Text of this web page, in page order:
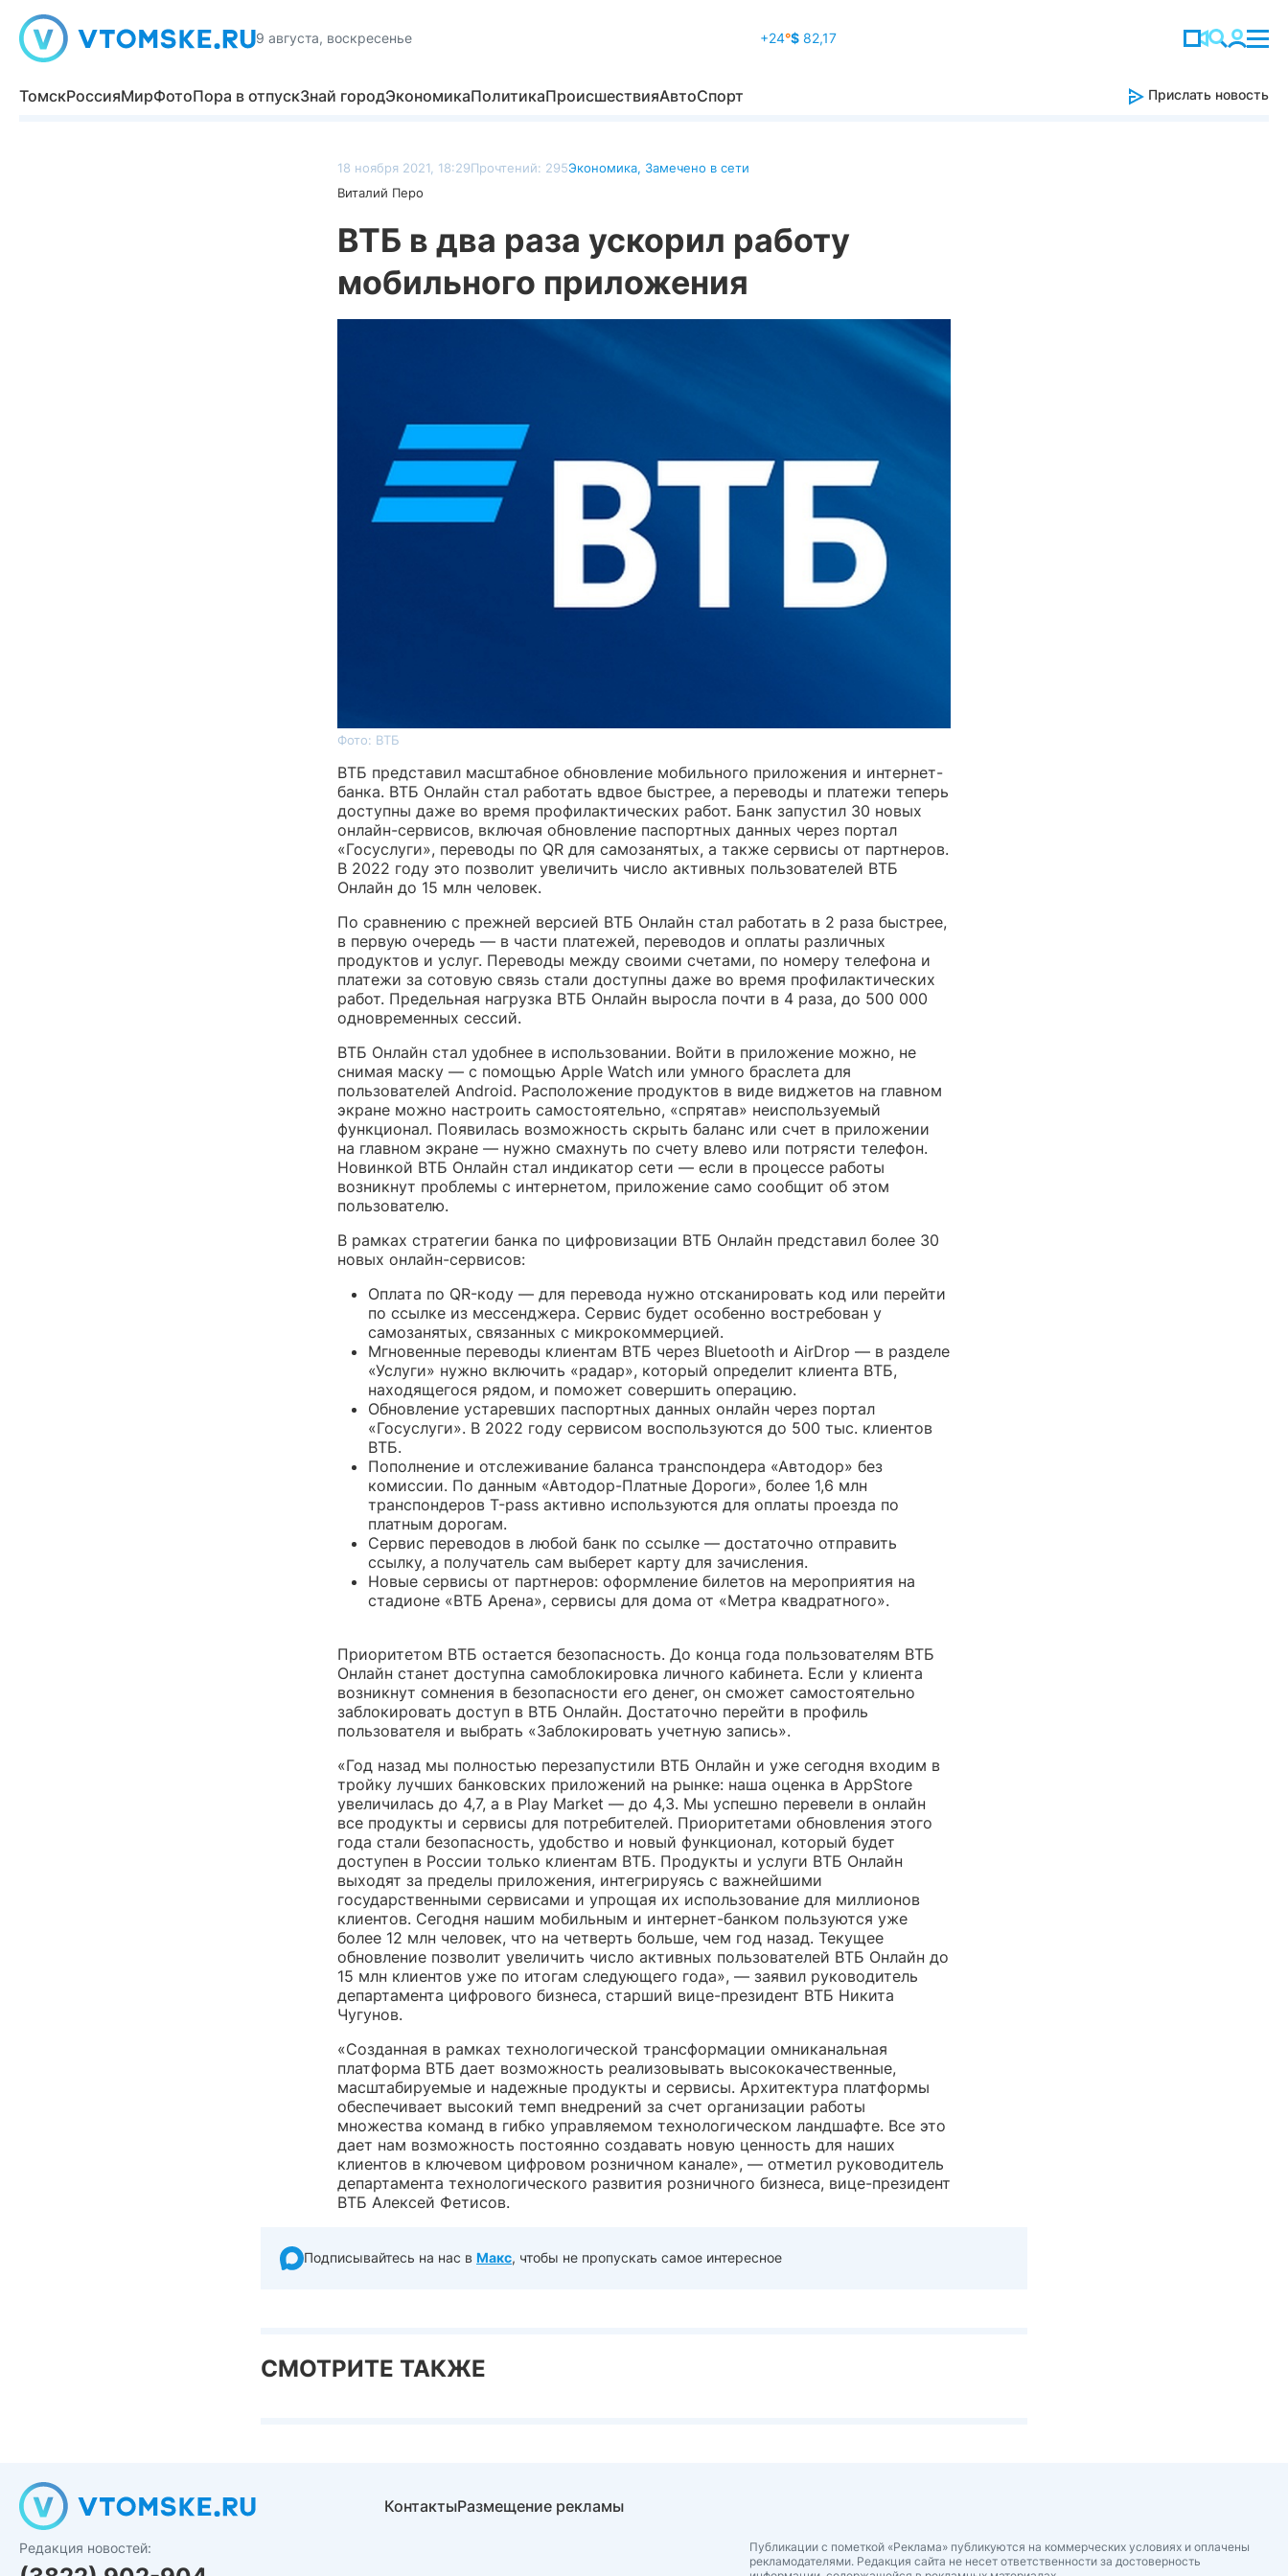
9 августа, воскресенье +24°$82,17
ТомскРоссияМирФотоПора в отпускЗнай городЭкономикаПолитикаПроисшествияАвтоСпорт Прислать новость
18 ноября 2021, 18:29Прочтений: 295Экономика, Замечено в сети
Виталий Перо
ВТБ в два раза ускорил работу
мобильного приложения
Фото: ВТБ
ВТБ представил масштабное обновление мобильного приложения и интернет-
банка. ВТБ Онлайн стал работать вдвое быстрее, а переводы и платежи теперь
доступны даже во время профилактических работ. Банк запустил 30 новых
онлайн-сервисов, включая обновление паспортных данных через портал
«Госуслуги», переводы по QR для самозанятых, а также сервисы от партнеров.
В 2022 году это позволит увеличить число активных пользователей ВТБ
Онлайн до 15 млн человек.
По сравнению с прежней версией ВТБ Онлайн стал работать в 2 раза быстрее,
в первую очередь — в части платежей, переводов и оплаты различных
продуктов и услуг. Переводы между своими счетами, по номеру телефона и
платежи за сотовую связь стали доступны даже во время профилактических
работ. Предельная нагрузка ВТБ Онлайн выросла почти в 4 раза, до 500 000
одновременных сессий.
ВТБ Онлайн стал удобнее в использовании. Войти в приложение можно, не
снимая маску — с помощью Apple Watch или умного браслета для
пользователей Android. Расположение продуктов в виде виджетов на главном
экране можно настроить самостоятельно, «спрятав» неиспользуемый
функционал. Появилась возможность скрыть баланс или счет в приложении
на главном экране — нужно смахнуть по счету влево или потрясти телефон.
Новинкой ВТБ Онлайн стал индикатор сети — если в процессе работы
возникнут проблемы с интернетом, приложение само сообщит об этом
пользователю.
В рамках стратегии банка по цифровизации ВТБ Онлайн представил более 30
новых онлайн-сервисов:
Оплата по QR-коду — для перевода нужно отсканировать код или перейти
по ссылке из мессенджера. Сервис будет особенно востребован у
самозанятых, связанных с микрокоммерцией.
Мгновенные переводы клиентам ВТБ через Bluetooth и AirDrop — в разделе
«Услуги» нужно включить «радар», который определит клиента ВТБ,
находящегося рядом, и поможет совершить операцию.
Обновление устаревших паспортных данных онлайн через портал
«Госуслуги». В 2022 году сервисом воспользуются до 500 тыс. клиентов
ВТБ.
Пополнение и отслеживание баланса транспондера «Автодор» без
комиссии. По данным «Автодор-Платные Дороги», более 1,6 млн
транспондеров Т-pass активно используются для оплаты проезда по
платным дорогам.
Сервис переводов в любой банк по ссылке — достаточно отправить
ссылку, а получатель сам выберет карту для зачисления.
Новые сервисы от партнеров: оформление билетов на мероприятия на
стадионе «ВТБ Арена», сервисы для дома от «Метра квадратного».
Приоритетом ВТБ остается безопасность. До конца года пользователям ВТБ
Онлайн станет доступна самоблокировка личного кабинета. Если у клиента
возникнут сомнения в безопасности его денег, он сможет самостоятельно
заблокировать доступ в ВТБ Онлайн. Достаточно перейти в профиль
пользователя и выбрать «Заблокировать учетную запись».
«Год назад мы полностью перезапустили ВТБ Онлайн и уже сегодня входим в
тройку лучших банковских приложений на рынке: наша оценка в AppStore
увеличилась до 4,7, а в Play Market — до 4,3. Мы успешно перевели в онлайн
все продукты и сервисы для потребителей. Приоритетами обновления этого
года стали безопасность, удобство и новый функционал, который будет
доступен в России только клиентам ВТБ. Продукты и услуги ВТБ Онлайн
выходят за пределы приложения, интегрируясь с важнейшими
государственными сервисами и упрощая их использование для миллионов
клиентов. Сегодня нашим мобильным и интернет-банком пользуются уже
более 12 млн человек, что на четверть больше, чем год назад. Текущее
обновление позволит увеличить число активных пользователей ВТБ Онлайн до
15 млн клиентов уже по итогам следующего года», — заявил руководитель
департамента цифрового бизнеса, старший вице-президент ВТБ Никита
Чугунов.
«Созданная в рамках технологической трансформации омниканальная
платформа ВТБ дает возможность реализовывать высококачественные,
масштабируемые и надежные продукты и сервисы. Архитектура платформы
обеспечивает высокий темп внедрений за счет организации работы
множества команд в гибко управляемом технологическом ландшафте. Все это
дает нам возможность постоянно создавать новую ценность для наших
клиентов в ключевом цифровом розничном канале», — отметил руководитель
департамента технологического развития розничного бизнеса, вице-президент
ВТБ Алексей Фетисов.
Подписывайтесь на нас в Макс, чтобы не пропускать самое интересное
СМОТРИТЕ ТАКЖЕ
Редакция новостей:
КонтактыРазмещение рекламы
Публикации с пометкой «Реклама» публикуются на коммерческих условиях и оплачены
рекламодателями. Редакция сайта не несет ответственности за достоверность